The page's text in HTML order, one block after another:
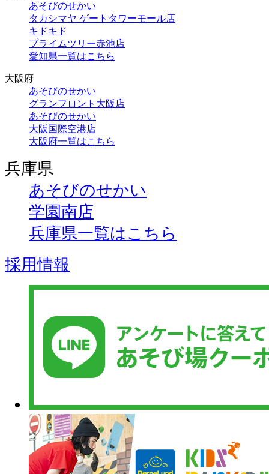
あそびのせかい
タカシマヤ ゲートタワーモール店
キドキド
プライムツリー赤池店
愛知県一覧はこちら
大阪府
あそびのせかい
グランフロント大阪店
あそびのせかい
大阪国際空港店
大阪府一覧はこちら
兵庫県
あそびのせかい
学園南店
兵庫県一覧はこちら
採用情報